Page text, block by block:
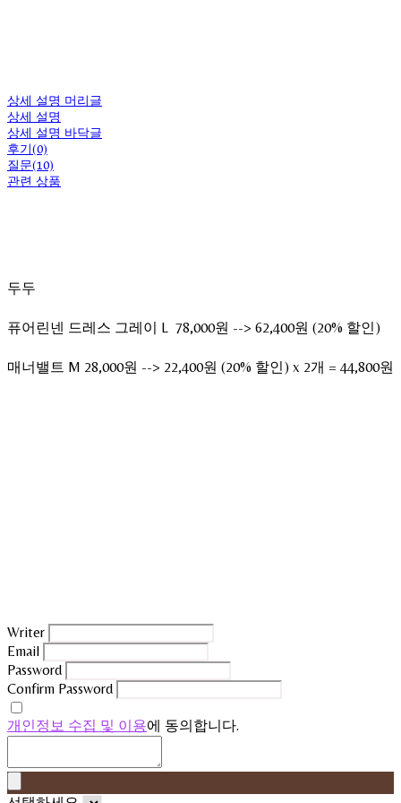
상세 설명 머리글
상세 설명
상세 설명 바닥글
후기(0)
질문(10)
관련 상품
두두
퓨어린넨 드레스 그레이 L 78,000원 --> 62,400원 (20% 할인)
매너밸트 M 28,000원 --> 22,400원 (20% 할인) x 2개 = 44,800원
Writer
Email
Password
Confirm Password
개인정보 수집 및 이용에 동의합니다.